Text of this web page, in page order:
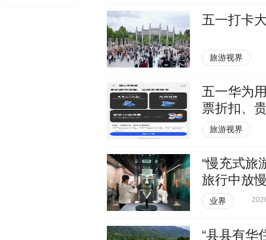
五一打卡
旅游视界
五一华为
票折扣、
旅游视界
“慢充式旅
旅行中放
业界
“县县有华